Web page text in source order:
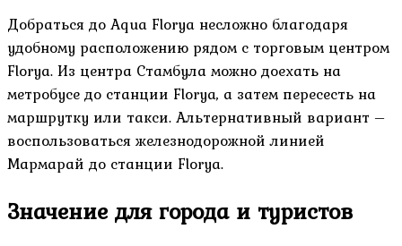
Добраться до Aqua Florya несложно благодаря
удобному расположению рядом с торговым центром
Florya. Из центра Стамбула можно доехать на
метробусе до станции Florya, а затем пересесть на
маршрутку или такси. Альтернативный вариант –
воспользоваться железнодорожной линией
Мармарай до станции Florya.
Значение для города и туристов